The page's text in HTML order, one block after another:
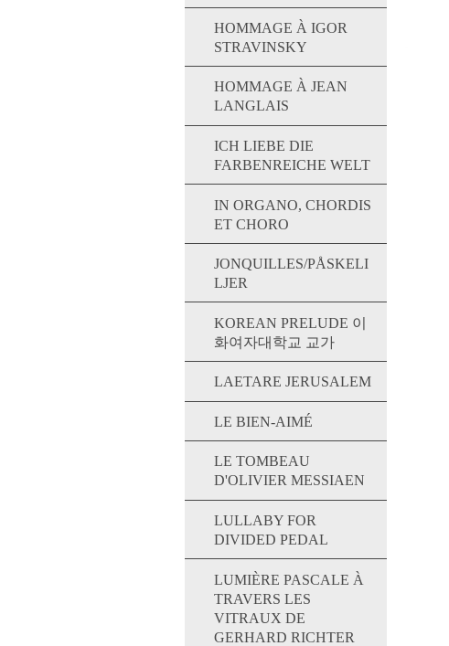
HOMMAGE À IGOR
STRAVINSKY
HOMMAGE À JEAN
LANGLAIS
ICH LIEBE DIE
FARBENREICHE WELT
IN ORGANO, CHORDIS
ET CHORO
JONQUILLES/PÅSKELI
LJER
KOREAN PRELUDE 이
화여자대학교 교가
LAETARE JERUSALEM
LE BIEN-AIMÉ
LE TOMBEAU
D'OLIVIER MESSIAEN
LULLABY FOR
DIVIDED PEDAL
LUMIÈRE PASCALE À
TRAVERS LES
VITRAUX DE
GERHARD RICHTER